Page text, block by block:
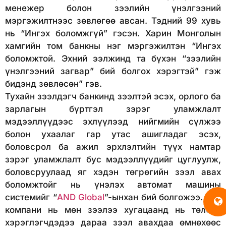
менежер болон зээлийн үнэлгээний
мэргэжилтнээс зөвлөгөө авсан. Тэдний 99 хувь
нь “Ингэх боломжгүй” гэсэн. Харин Монголын
хамгийн том банкны нэг мэргэжилтэн “Ингэх
боломжтой. Эхний ээлжинд та бүхэн “зээлийн
үнэлгээний загвар” бий болгох хэрэгтэй” гэж
бидэнд зөвлөсөн” гэв.
Тухайн зээлдэгч банкинд зээлтэй эсэх, орлого ба
зарлагын бүртгэл зэрэг уламжлалт
мэдээллүүдээс эхлүүлээд нийгмийн сүлжээ
болон ухаалаг гар утас ашигладаг эсэх,
боловсрол ба ажил эрхлэлтийн түүх намтар
зэрэг уламжлалт бус мэдээллүүдийг цуглуулж,
боловсруулаад яг хэдэн төгрөгийн зээл авах
боломжтойг нь үнэлэх автомат машины
системийг “AND Global”-ынхан бий болгожээ. Тус
компани нь мөн зээлээ хугацаанд нь төлсөн
хэрэглэгчдэдээ дараа зээл авахдаа өмнөхөөс